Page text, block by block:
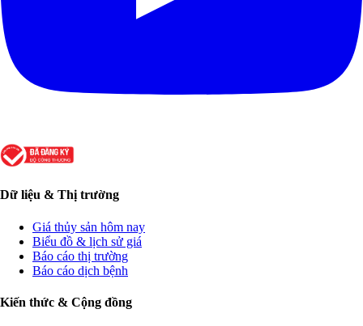
Dữ liệu & Thị trường
Giá thủy sản hôm nay
Biểu đồ & lịch sử giá
Báo cáo thị trường
Báo cáo dịch bệnh
Kiến thức & Cộng đồng